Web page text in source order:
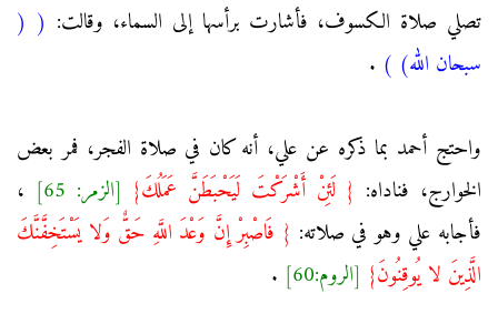
تصلي صلاة الكسوف، فأشارت برأسها إلى السماء، وقالت: (
(
سبحان الله) )
.
واحتج أحمد بما ذكره عن علي، أنه كان في صلاة الفجر، فمر بعض
الخوارج، فناداه: { لَئِنْ أَشْرَكْتَ لَيَحْبَطَنَّ عَمَلُكَ} [الزمر: 65]
،
فأجابه علي وهو في صلاته: { فَاصْبِرْ إِنَّ وَعْدَ اللَّهِ حَقٌّ وَلا يَسْتَخِفَّنَّكَ
الَّذِينَ لا يُوقِنُونَ} [الروم:60] .